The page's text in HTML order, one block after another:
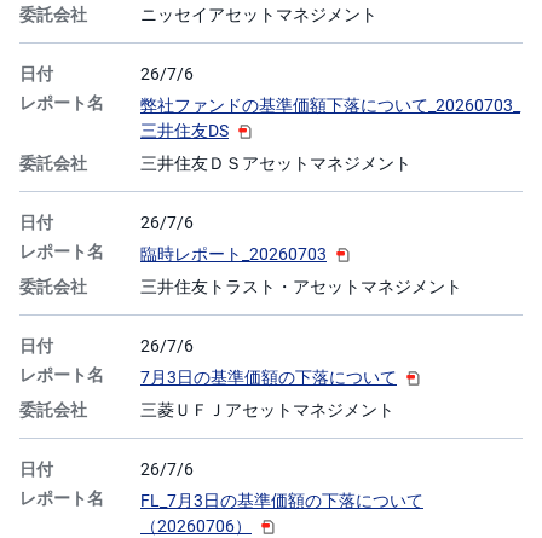
ニッセイアセットマネジメント
26/7/6
弊社ファンドの基準価額下落について_20260703_
三井住友DS
三井住友ＤＳアセットマネジメント
26/7/6
臨時レポート_20260703
三井住友トラスト・アセットマネジメント
26/7/6
7月3日の基準価額の下落について
三菱ＵＦＪアセットマネジメント
26/7/6
FL_7月3日の基準価額の下落について
（20260706）